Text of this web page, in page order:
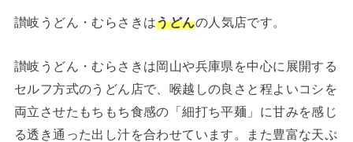
讃岐うどん・むらさきはうどんの人気店です。
讃岐うどん・むらさきは岡山や兵庫県を中心に展開する
セルフ方式のうどん店で、喉越しの良さと程よいコシを
両立させたもちもち食感の「細打ち平麺」に甘みを感じ
る透き通った出し汁を合わせています。また豊富な天ぷ